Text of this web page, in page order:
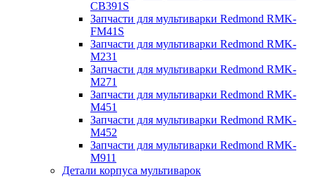
CB391S
Запчасти для мультиварки Redmond RMK-
FM41S
Запчасти для мультиварки Redmond RMK-
M231
Запчасти для мультиварки Redmond RMK-
M271
Запчасти для мультиварки Redmond RMK-
M451
Запчасти для мультиварки Redmond RMK-
M452
Запчасти для мультиварки Redmond RMK-
M911
Детали корпуса мультиварок